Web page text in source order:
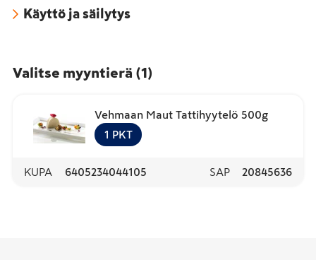
Käyttö ja säilytys
Valitse myyntierä (1)
Vehmaan Maut Tattihyytelö 500g
1 PKT
KUPA 6405234044105 SAP 20845636